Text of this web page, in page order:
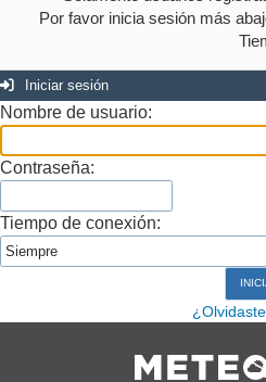
Por favor inicia sesión más
Iniciar sesión
Nombre de usuario:
Contraseña:
Tiempo de conexión: